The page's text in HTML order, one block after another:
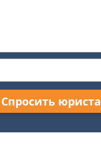
Спросить юриста